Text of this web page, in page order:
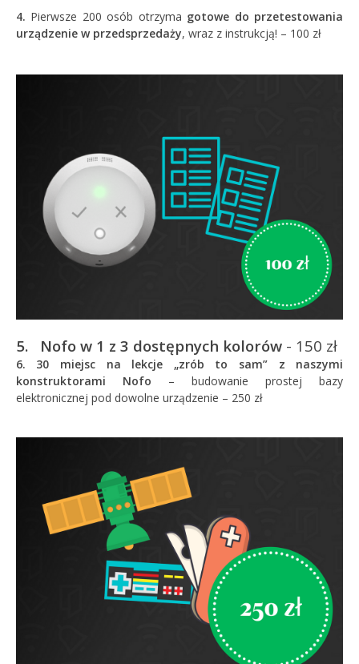
4. Pierwsze 200 osób otrzyma gotowe do przetestowania
urządzenie w przedsprzedaży, wraz z instrukcją! – 100 zł
5. Nofo w 1 z 3 dostępnych kolorów- 150 zł
6. 30 miejsc na
lekcje „zrób to sam” z naszymi
konstruktorami Nofo – budowanie prostej bazy
elektronicznej pod dowolne urządzenie – 250 zł